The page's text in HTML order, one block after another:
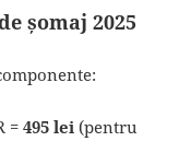
șomaj 2025
=495 lei (pentru